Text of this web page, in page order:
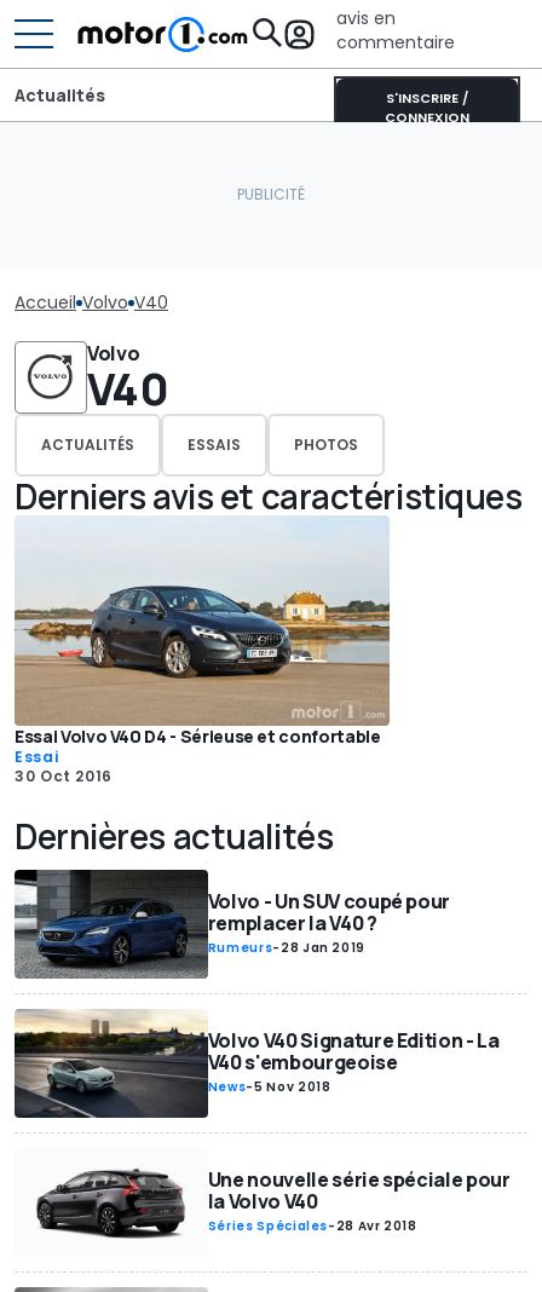
avis en
commentaire
S'INSCRIRE /
CONNEXION
Actualités
Accueil Volvo V40
Volvo
V40
ACTUALITÉS ESSAIS PHOTOS
Derniers avis et caractéristiques
Essai Volvo V40 D4 - Sérieuse et confortable
Essai
30 Oct 2016
Dernières actualités
Volvo - Un SUV coupé pour
remplacer la V40 ?
Rumeurs- 28 Jan 2019
Volvo V40 Signature Edition - La
V40 s'embourgeoise
News-5 Nov 2018
Une nouvelle série spéciale pour
la Volvo V40
Séries Spéciales- 28 Avr 2018